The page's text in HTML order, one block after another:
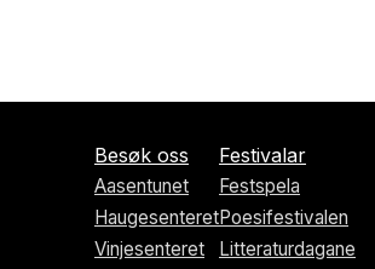
Besøk oss
Aasentunet
Haugesenteret
Vinjesenteret
Festivalar
Festspela
Poesifestivalen
Litteraturdagane